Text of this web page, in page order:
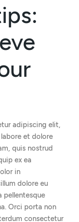
adipiscing elit,
et dolore
quis nostrud
ex ea
in
dolore eu
pellentesque
Orci porta non
consectetur